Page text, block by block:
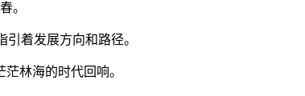
。
着发展方向和路径。
林海的时代回响。